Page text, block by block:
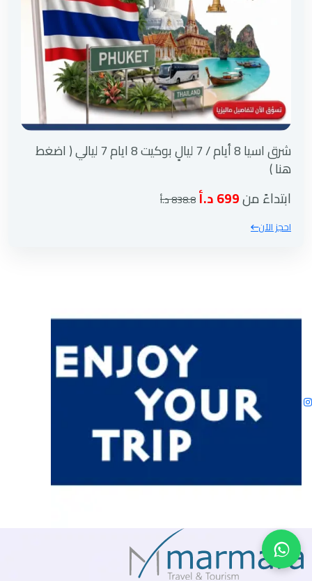
شرق اسيا 8 أيام / 7 ليالٍ بوكيت 8 ايام 7 ليالي ( اضغط
هنا )
ابتداءً من699 د.أ 838.8 د.أ
احجز الآن